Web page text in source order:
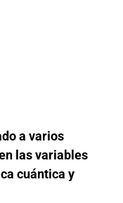
a varios
las variables
cuántica y